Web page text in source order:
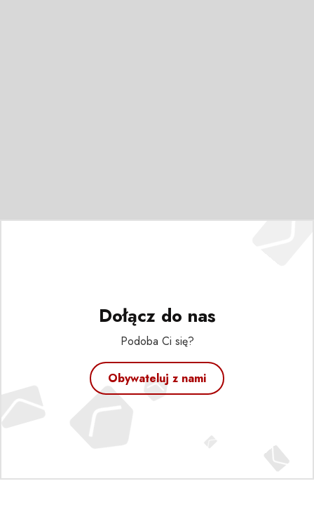
Dołącz do nas
Podoba Ci się?
Obywateluj z nami